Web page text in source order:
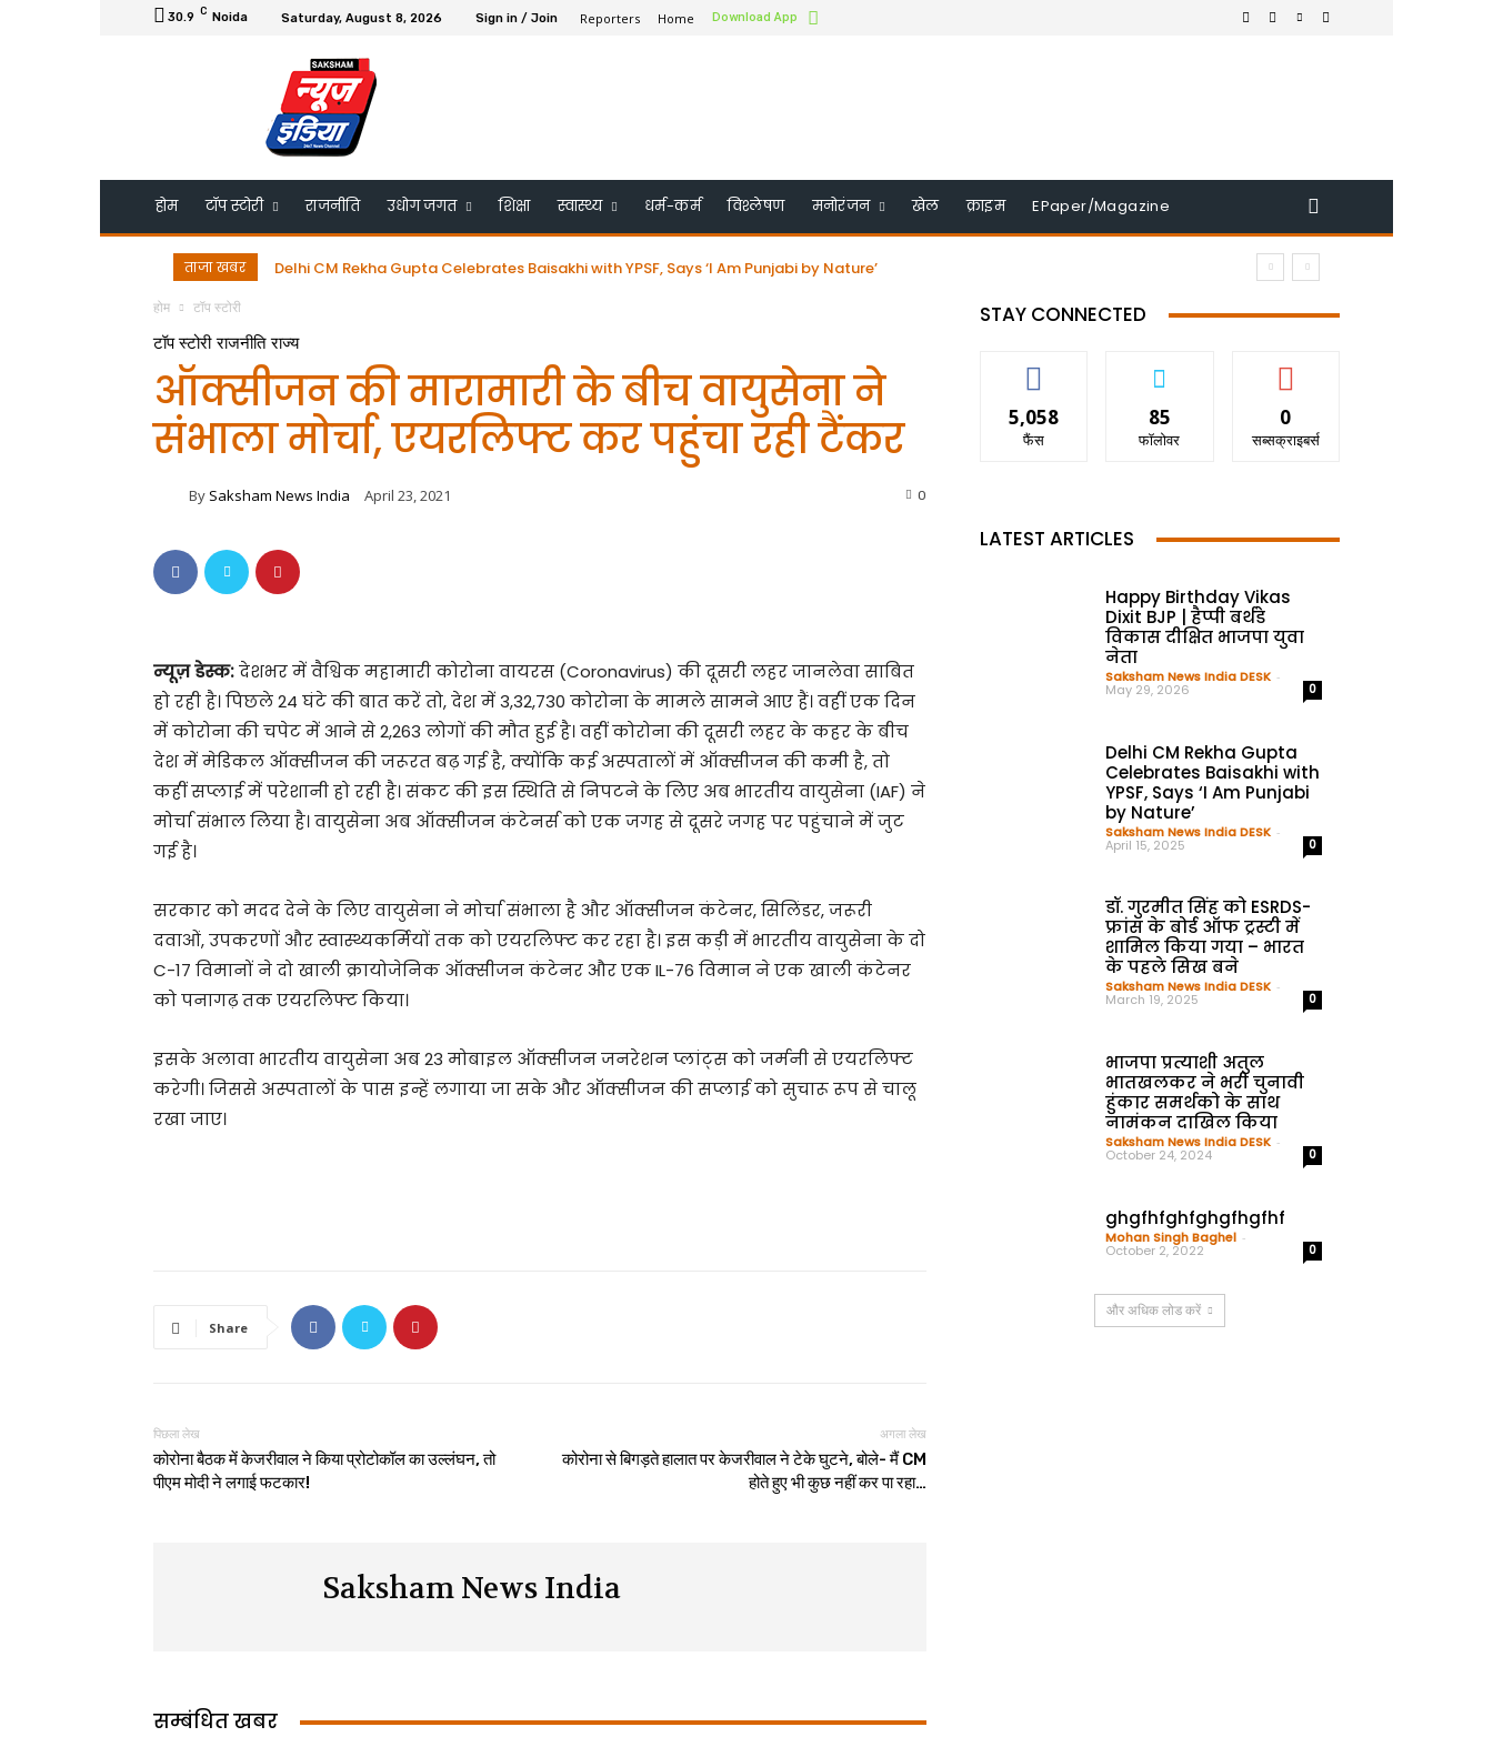
30.9 C Noida Saturday, August 8, 2026 Sign in / Join Reporters Home Download App
होम टॉप स्टोरी राजनीति उधोग जगत शिक्षा स्वास्थ्य धर्म-कर्म विश्लेषण मनोरंजन खेल क्राइम EPaper/Magazine
ताजा खबर Delhi CM Rekha Gupta Celebrates Baisakhi with YPSF, Says ‘I Am Punjabi by Nature’
डॉ. गुरमीत सिंह को ESRDS-फ्रांस के बोर्ड ऑफ ट्रस्टी में शामिल किया गया – भारत के पहले सिख बने
होम टॉप स्टोरी
टॉप स्टोरी राजनीति राज्य
ऑक्सीजन की मारामारी के बीच वायुसेना ने
संभाला मोर्चा, एयरलिफ्ट कर पहुंचा रही टैंकर
By Saksham News India April 23, 2021 0
न्यूज़ डेस्क:देशभर में वैश्विक महामारी कोरोना वायरस (Coronavirus) की दूसरी लहर जानलेवा साबित
हो रही है। पिछले 24 घंटे की बात करें तो, देश में 3,32,730 कोरोना के मामले सामने आए हैं। वहीं एक दिन
में कोरोना की चपेट में आने से 2,263 लोगों की मौत हुई है। वहीं कोरोना की दूसरी लहर के कहर के बीच
देश में मेडिकल ऑक्सीजन की जरूरत बढ़ गई है, क्योंकि कई अस्पतालों में ऑक्सीजन की कमी है, तो
कहीं सप्लाई में परेशानी हो रही है। संकट की इस स्थिति से निपटने के लिए अब भारतीय वायुसेना (IAF) ने
मोर्चा संभाल लिया है। वायुसेना अब ऑक्सीजन कंटेनर्स को एक जगह से दूसरे जगह पर पहुंचाने में जुट
गई है।
सरकार को मदद देने के लिए वायुसेना ने मोर्चा संभाला है और ऑक्सीजन कंटेनर, सिलिंडर, जरूरी
दवाओं, उपकरणों और स्वास्थ्यकर्मियों तक को एयरलिफ्ट कर रहा है। इस कड़ी में भारतीय वायुसेना के दो
C-17 विमानों ने दो खाली क्रायोजेनिक ऑक्सीजन कंटेनर और एक IL-76 विमान ने एक खाली कंटेनर
को पनागढ़ तक एयरलिफ्ट किया।
इसके अलावा भारतीय वायुसेना अब 23 मोबाइल ऑक्सीजन जनरेशन प्लांट्स को जर्मनी से एयरलिफ्ट
करेगी। जिससे अस्पतालों के पास इन्हें लगाया जा सके और ऑक्सीजन की सप्लाई को सुचारू रूप से चालू
रखा जाए।
Share
पिछला लेख
कोरोना बैठक में केजरीवाल ने किया प्रोटोकॉल का उल्लंघन, तो
पीएम मोदी ने लगाई फटकार!
अगला लेख
कोरोना से बिगड़ते हालात पर केजरीवाल ने टेके घुटने, बोले- मैं CM
होते हुए भी कुछ नहीं कर पा रहा…
Saksham News India
सम्बंधित खबर
STAY CONNECTED
5,058
फैंस
85
फॉलोवर
0
सब्सक्राइबर्स
LATEST ARTICLES
Happy Birthday Vikas
Dixit BJP | हैप्पी बर्थडे
विकास दीक्षित भाजपा युवा
नेता
Saksham News India DESK -
May 29, 2026 0
Delhi CM Rekha Gupta
Celebrates Baisakhi with
YPSF, Says ‘I Am Punjabi
by Nature’
Saksham News India DESK -
April 15, 2025 0
डॉ. गुरमीत सिंह को ESRDS-
फ्रांस के बोर्ड ऑफ ट्रस्टी में
शामिल किया गया – भारत
के पहले सिख बने
Saksham News India DESK -
March 19, 2025 0
भाजपा प्रत्याशी अतुल
भातखलकर ने भरी चुनावी
हुंकार समर्थको के साथ
नामंकन दाखिल किया
Saksham News India DESK -
October 24, 2024 0
ghgfhfghfghgfhgfhf
Mohan Singh Baghel -
October 2, 2022 0
और अधिक लोड करें